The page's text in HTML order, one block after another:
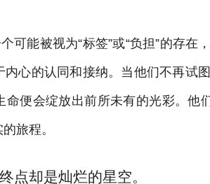
可能被视为“标签”或“负担”的存在
心的认同和接纳。当他们不再试
便会绽放出前所未有的光彩。他
旅程。
点却是灿烂的星空。